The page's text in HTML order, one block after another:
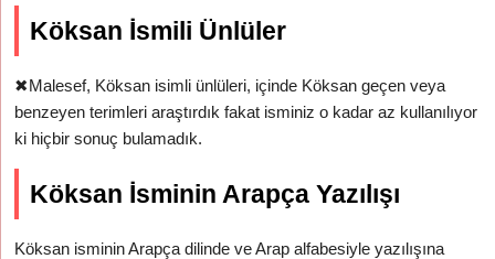
Köksan İsmili Ünlüler
✖Malesef, Köksan isimli ünlüleri, içinde Köksan geçen veya
benzeyen terimleri araştırdık fakat isminiz o kadar az kullanılıyor
ki hiçbir sonuç bulamadık.
Köksan İsminin Arapça Yazılışı
Köksan isminin Arapça dilinde ve Arap alfabesiyle yazılışına